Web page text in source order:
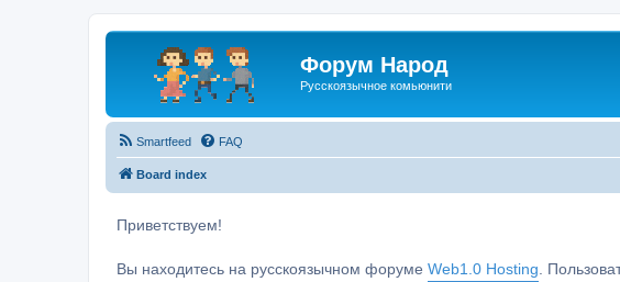
Форум Народ
Русскоязычное комьюнити
Smartfeed FAQ
Board index
Приветствуем!
Вы находитесь на русскоязычном форуме Web1.0 Hosting .